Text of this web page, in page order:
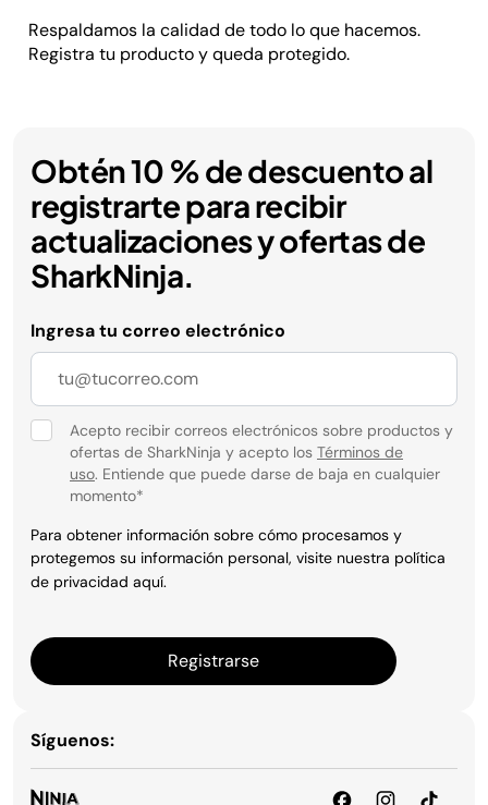
Respaldamos la calidad de todo lo que hacemos.
Registra tu producto y queda protegido.
Obtén 10 % de descuento al
registrarte para recibir
actualizaciones y ofertas de
SharkNinja.
Ingresa tu correo electrónico
Acepto recibir correos electrónicos sobre productos y
ofertas de SharkNinja y acepto los Términos de
uso. Entiende que puede darse de baja en cualquier
momento*
Para obtener información sobre cómo procesamos y
protegemos su información personal, visite nuestra política
de privacidad aquí.
Registrarse
Síguenos: